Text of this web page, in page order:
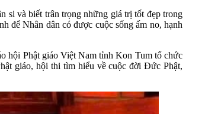
si và biết trân trọng những giá trị tốt đẹp trong
để Nhân dân có được cuộc sống ấm no, hạnh
hội Phật giáo Việt Nam tỉnh Kon Tum tổ chức
giáo, hội thi tìm hiểu về cuộc đời Đức Phật,